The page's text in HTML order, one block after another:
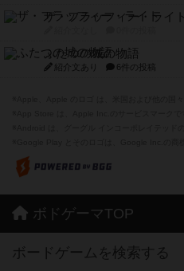
ザ・フラッフィー・ライト
ふたつの城の物語
紹介文あり 6件の投稿
ボドゲーマTOP
ボードゲームを検索する